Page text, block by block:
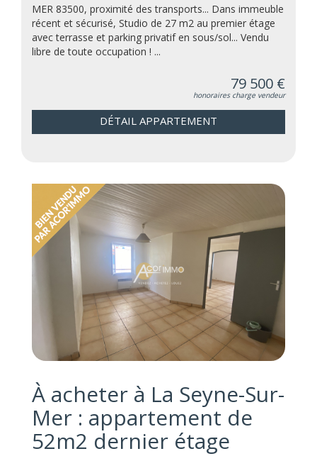
MER 83500, proximité des transports... Dans immeuble
récent et sécurisé, Studio de 27 m2 au premier étage
avec terrasse et parking privatif en sous/sol... Vendu
libre de toute occupation ! ...
79 500 €
honoraires charge vendeur
DÉTAIL APPARTEMENT
À acheter à La Seyne-Sur-
Mer : appartement de
52m2 dernier étage